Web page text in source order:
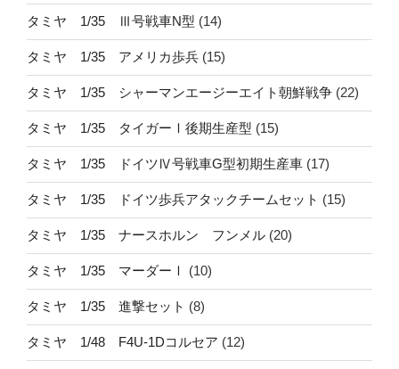
タミヤ 1/35 Ⅲ号戦車N型 (14)
タミヤ 1/35 アメリカ歩兵 (15)
タミヤ 1/35 シャーマンエージーエイト朝鮮戦争 (22)
タミヤ 1/35 タイガーⅠ後期生産型 (15)
タミヤ 1/35 ドイツⅣ号戦車G型初期生産車 (17)
タミヤ 1/35 ドイツ歩兵アタックチームセット (15)
タミヤ 1/35 ナースホルン フンメル (20)
タミヤ 1/35 マーダーⅠ (10)
タミヤ 1/35 進撃セット (8)
タミヤ 1/48 F4U-1Dコルセア (12)